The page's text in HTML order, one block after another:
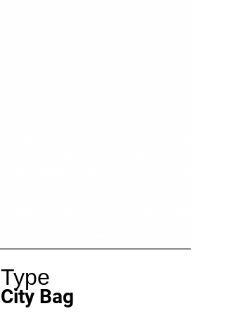
Type
City Bag